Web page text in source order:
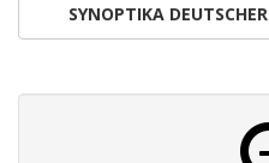
SYNOPTIKA